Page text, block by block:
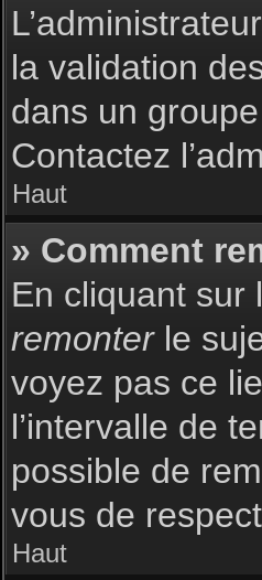
la validation
dans un
Contactez
Haut
» Comment
En cliquant sur
remonterle
voyez pas ce
l’intervalle de
possible de
vous de
Haut